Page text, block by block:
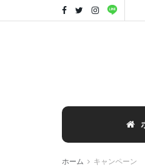
ホーム キャンペーン